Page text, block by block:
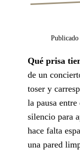
Publicado
Qué prisa
de un
toser y
la pausa
silencio para
hace falta
una pared